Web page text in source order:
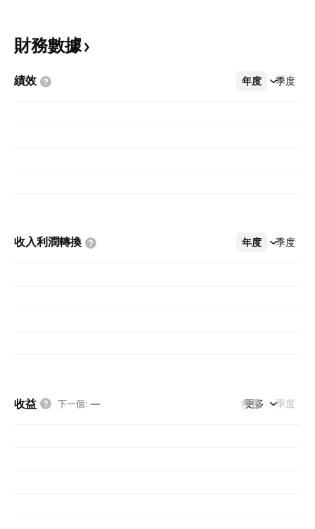
財務數據
績效 年度 季度
更多
收入利潤轉換 年度 季度
更多
收益 下一個: — 年度 季度
更多